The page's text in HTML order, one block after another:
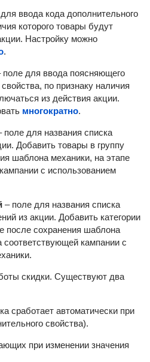
ввода кода дополнительного
которого товары будут
Настройку можно
.
поле для ввода поясняющего
по признаку наличия
из действия акции.
многократно.
поле для названия списка
Добавить товары в группу
шаблона механики, на этапе
с использованием
– поле для названия списка
из акции. Добавить категории
после сохранения шаблона
соответствующей кампании с
скидки. Существуют два
сработает автоматически при
свойства).
при изменении значения